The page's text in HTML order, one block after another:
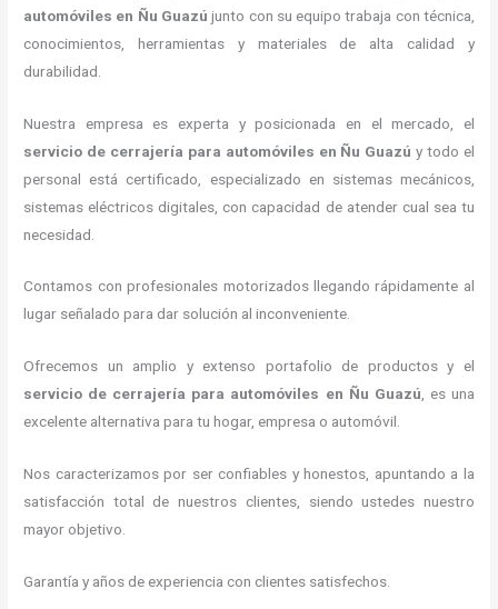
automóviles en Ñu Guazú junto con su equipo trabaja con técnica,
conocimientos, herramientas y materiales de alta calidad y
durabilidad.
Nuestra empresa es experta y posicionada en el mercado, el
servicio de cerrajería para automóviles en Ñu Guazú y todo el
personal está certificado, especializado en sistemas mecánicos,
sistemas eléctricos digitales, con capacidad de atender cual sea tu
necesidad.
Contamos con profesionales motorizados llegando rápidamente al
lugar señalado para dar solución al inconveniente.
Ofrecemos un amplio y extenso portafolio de productos y el
servicio de cerrajería para automóviles en Ñu Guazú, es una
excelente alternativa para tu hogar, empresa o automóvil.
Nos caracterizamos por ser confiables y honestos, apuntando a la
satisfacción total de nuestros clientes, siendo ustedes nuestro
mayor objetivo.
Garantía y años de experiencia con clientes satisfechos.